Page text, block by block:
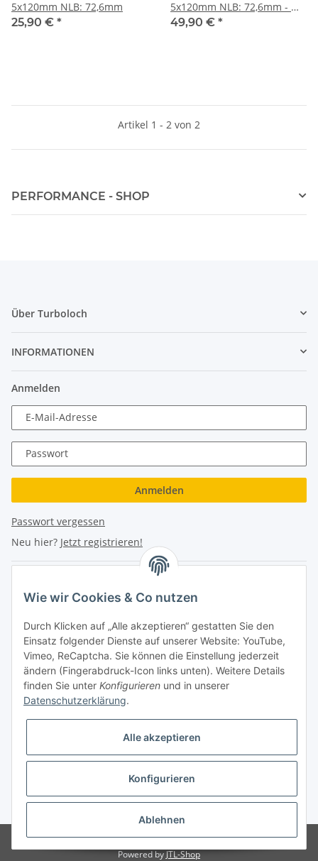
5x120mm NLB: 72,6mm
25,90 € *
5x120mm NLB: 72,6mm - mit
Felgenzentrierung
49,90 € *
Artikel 1 - 2 von 2
PERFORMANCE - SHOP
Über Turboloch
INFORMATIONEN
Anmelden
E-Mail-Adresse
Passwort
Anmelden
Passwort vergessen
Neu hier? Jetzt registrieren!
Hauptplatz 4
2870 Aspang
eMail: info@turboloch.at
Tel: +43 (0)660/1314150
Di - Fr 9-17 Uhr / Fr 9-12 Uhr
Achtung keine Abholung mehr möglich!!!
* Alle Preise inkl. gesetzlicher USt., zzgl.Versand
© Turboloch Austria e.U. Besucherzähler: 2799696
Powered byJTL-Shop
Wie wir Cookies & Co nutzen
Durch Klicken auf „Alle akzeptieren“ gestatten Sie den
Einsatz folgender Dienste auf unserer Website: YouTube,
Vimeo, ReCaptcha. Sie können die Einstellung jederzeit
ändern (Fingerabdruck-Icon links unten). Weitere Details
finden Sie unter Konfigurieren und in unserer
Datenschutzerklärung.
Alle akzeptieren
Konfigurieren
Ablehnen